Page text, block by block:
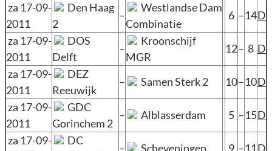
za 17-09-
2011
Den Haag
2
–
Westlandse Dam
Combinatie
6 –14D
za 17-09-
2011
DOS
Delft
–
Kroonschijf
MGR
12– 8 D
za 17-09-
2011
DEZ
Reeuwijk
– Samen Sterk 2 10–10D
za 17-09-
2011
GDC
Gorinchem 2
– Alblasserdam 5 –15D
za 17-09-
DC
– Scheveningen 9 –11D